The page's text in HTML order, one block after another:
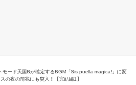
モード天国Bが確定するBGM「Sis puella magica!」に変
の夜の前兆にも突入！【完結編1】